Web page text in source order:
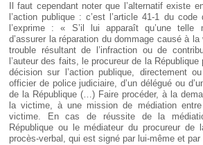
Il faut cependant noter que l’alternatif existe
l’action publique : c’est l’article 41-1 du
l’exprime : « S’il lui apparaît qu’une telle
d’assurer la réparation du dommage causé à
trouble résultant de l’infraction ou de
l’auteur des faits, le procureur de la
décision sur l’action publique, directement ou
officier de police judiciaire, d’un délégué ou
de la République (…) Faire procéder, à la
la victime, à une mission de médiation
victime. En cas de réussite de la
République ou le médiateur du procureur de
procès-verbal, qui est signé par lui-même et par